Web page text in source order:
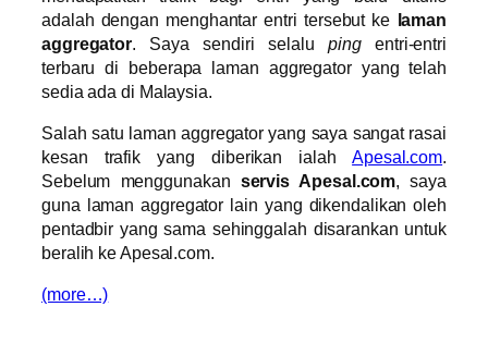
adalah dengan menghantar entri tersebut ke laman
aggregator. Saya sendiri selalupingentri-entri
terbaru di beberapa laman aggregator yang telah
sedia ada di Malaysia.
Salah satu laman aggregator yang saya sangat rasai
kesan trafik yang diberikan ialahApesal.com.
Sebelum menggunakan servis Apesal.com, saya
guna laman aggregator lain yang dikendalikan oleh
pentadbir yang sama sehinggalah disarankan untuk
beralih ke Apesal.com.
(more…)